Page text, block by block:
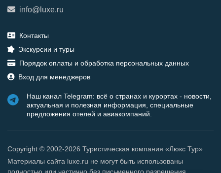
info@luxe.ru
Контакты
Экскурсии и туры
Порядок оплаты и обработка персональных данных
Вход для менеджеров
Наш канал Telegram: всё о странах и курортах - новости,
актуальная и полезная информация, специальные
предложения отелей и авиакомпаний.
Copyright © 2002-2026 Туристическая компания «Люкс Тур»
Материалы сайта luxe.ru не могут быть использованы
полностью или частично без письменного разрешения